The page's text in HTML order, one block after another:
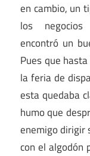
en cambio, un
los negocios
encontró un
Pues que
la feria de
esta quedaba
humo que
enemigo dirigir
con el algodón